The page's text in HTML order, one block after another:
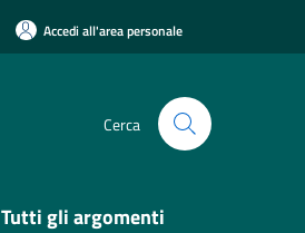
Accedi all'area personale
Cerca
Tutti gli argomenti